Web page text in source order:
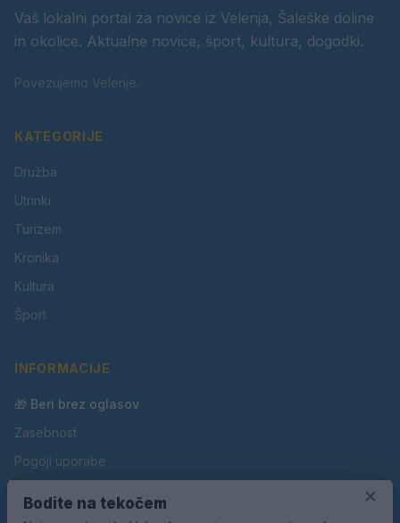
Vaš lokalni portal za novice iz Velenja, Šaleške doline
in okolice. Aktualne novice, šport, kultura, dogodki.
Povezujemo Velenje.
KATEGORIJE
Družba
Utrinki
Turizem
Kronika
Kultura
Šport
INFORMACIJE
🎁 Beri brez oglasov
Zasebnost
Pogoji uporabe
Oglaševanje
×
Bodite na tekočem